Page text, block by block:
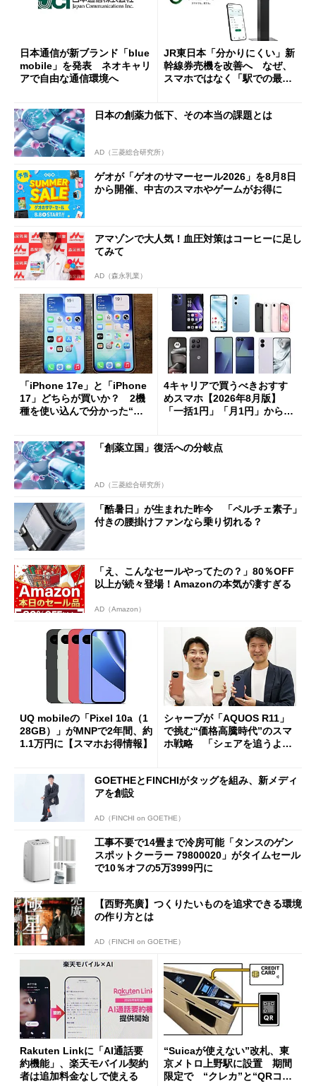
日本通信が新ブランド「blue
mobile」を発表 ネオキャリ
アで自由な通信環境へ
JR東日本「分かりにくい」新
幹線券売機を改善へ なぜ、
スマホではなく「駅での最短
日本の創薬力低下、その本当の課題とは
AD（三菱総合研究所）
ゲオが「ゲオのサマーセール2026」を8月8日
から開催、中古のスマホやゲームがお得に
アマゾンで大人気！血圧対策はコーヒーに足し
てみて
AD（森永乳業）
「iPhone 17e」と「iPhone
17」どちらが買いか？ 2機
種を使い込んで分かった“ス
4キャリアで買うべきおすす
めスマホ【2026年8月版】
「一括1円」「月1円」からお
「創薬立国」復活への分岐点
AD（三菱総合研究所）
「酷暑日」が生まれた昨今 「ペルチェ素子」
付きの腰掛けファンなら乗り切れる？
「え、こんなセールやってたの？」80％OFF
以上が続々登場！Amazonの本気が凄すぎる
AD（Amazon）
UQ mobileの「Pixel 10a（1
28GB）」がMNPで2年間、約
1.1万円に【スマホお得情報】
シャープが「AQUOS R11」
で挑む“価格高騰時代”のスマ
ホ戦略 「シェアを追うより
GOETHEとFINCHIがタッグを組み、新メディ
アを創設
AD（FINCHI on GOETHE）
工事不要で14畳まで冷房可能「タンスのゲン
スポットクーラー 79800020」がタイムセール
で10％オフの5万3999円に
【西野亮廣】つくりたいものを追求できる環境
の作り方とは
AD（FINCHI on GOETHE）
Rakuten Linkに「AI通話要
約機能」、楽天モバイル契約
者は追加料金なしで使える
“Suicaが使えない”改札、東
京メトロ上野駅に設置 期間
限定で “クレカ”と“QRコー